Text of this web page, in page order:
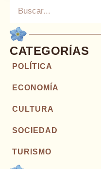
CATEGORÍAS
POLÍTICA
ECONOMÍA
CULTURA
SOCIEDAD
TURISMO